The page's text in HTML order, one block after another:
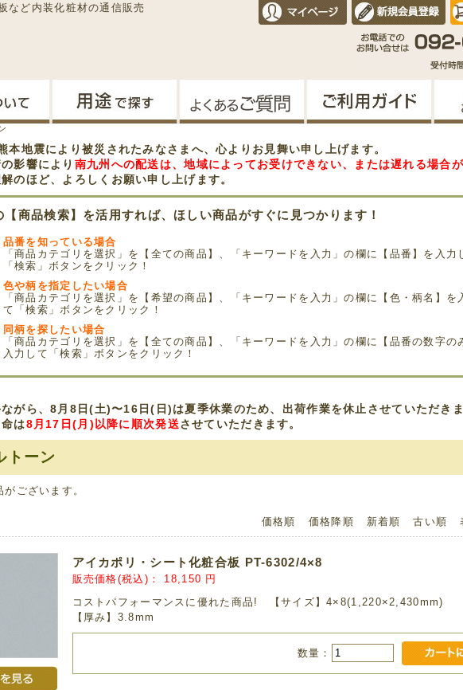
など内装化粧材の通信販売
本地震により被災されたみなさまへ、心よりお見舞い申し上げます。
影響により 南九州への配送は、地域によってお受けできない、または遅れる場合が
のほど、よろしくお願い申し上げます。
【商品検索】を活用すれば、ほしい商品がすぐに見つかります！
品番を知っている場合
「商品カテゴリを選択」を【全ての商品】、「キーワードを入力」の欄に【品番】を入力
「検索」ボタンをクリック！
色や柄を指定したい場合
「商品カテゴリを選択」を【希望の商品】、「キーワードを入力」の欄に【色・柄名】を
て「検索」ボタンをクリック！
同柄を探したい場合
「商品カテゴリを選択」を【全ての商品】、「キーワードを入力」の欄に【品番の数字の
入力して「検索」ボタンをクリック！
がら、8月8日(土)〜16日(日)は夏季休業のため、出荷作業を休止させていただき
は8月17日(月)以降に順次発送させていただきます。
トーン
がございます。
価格順 価格降順 新着順 古い順
アイカポリ・シート化粧合板 PT-6302/4×8
販売価格(税込)： 18,150 円
コストパフォーマンスに優れた商品! 【サイズ】4×8(1,220×2,430mm)
【厚み】3.8mm
数量：